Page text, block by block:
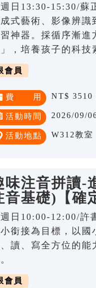
日13:30-15:30/蘇
式藝術、影像辨
神器。採循序漸
，培養孩子的科技
會員
費 用 NT$ 3510
活動時間 2026/09/
活動地點 W312教室
味注音拼讀-
音基礎)【確
日10:00-12:00/許
銜接為目標，以國
讀、寫全方位的能
會員